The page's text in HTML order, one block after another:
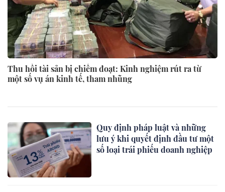
Thu hồi tài sản bị chiếm đoạt: Kinh nghiệm rút ra từ
một số vụ án kinh tế, tham nhũng
Quy định pháp luật và những
lưu ý khi quyết định đầu tư một
số loại trái phiếu doanh nghiệp